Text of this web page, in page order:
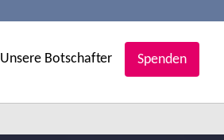
Unsere Botschafter Spenden